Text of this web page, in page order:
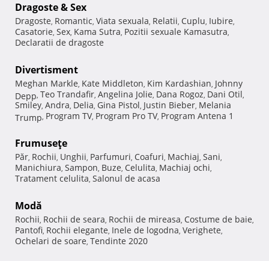
Dragoste & Sex
Dragoste, Romantic, Viata sexuala, Relatii, Cuplu, Iubire,
Casatorie, Sex, Kama Sutra, Pozitii sexuale Kamasutra,
Declaratii de dragoste
Divertisment
Meghan Markle, Kate Middleton, Kim Kardashian, Johnny
Depp, Teo Trandafir, Angelina Jolie, Dana Rogoz, Dani Otil,
Smiley, Andra, Delia, Gina Pistol, Justin Bieber, Melania
Trump, Program TV, Program Pro TV, Program Antena 1
Frumuseţe
Păr, Rochii, Unghii, Parfumuri, Coafuri, Machiaj, Sani,
Manichiura, Sampon, Buze, Celulita, Machiaj ochi,
Tratament celulita, Salonul de acasa
Modă
Rochii, Rochii de seara, Rochii de mireasa, Costume de baie,
Pantofi, Rochii elegante, Inele de logodna, Verighete,
Ochelari de soare, Tendinte 2020